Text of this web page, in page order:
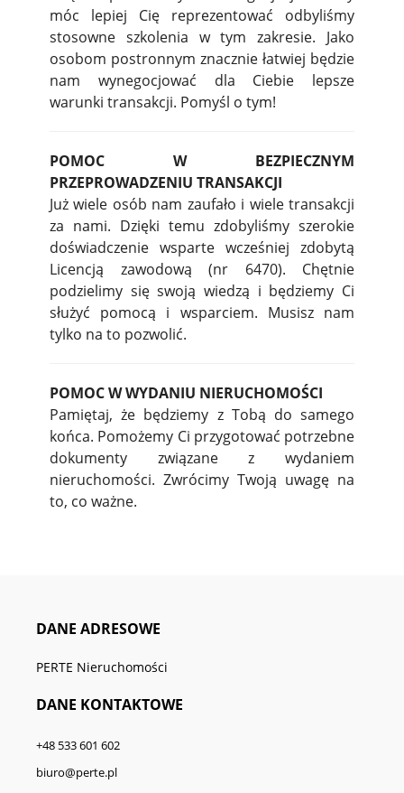
móc lepiej Cię reprezentować odbyliśmy
stosowne szkolenia w tym zakresie. Jako
osobom postronnym znacznie łatwiej będzie
nam wynegocjować dla Ciebie lepsze
warunki transakcji. Pomyśl o tym!
POMOC W BEZPIECZNYM
PRZEPROWADZENIU TRANSAKCJI
Już wiele osób nam zaufało i wiele transakcji
za nami. Dzięki temu zdobyliśmy szerokie
doświadczenie wsparte wcześniej zdobytą
Licencją zawodową (nr 6470). Chętnie
podzielimy się swoją wiedzą i będziemy Ci
służyć pomocą i wsparciem. Musisz nam
tylko na to pozwolić.
POMOC W WYDANIU NIERUCHOMOŚCI
Pamiętaj, że będziemy z Tobą do samego
końca. Pomożemy Ci przygotować potrzebne
dokumenty związane z wydaniem
nieruchomości. Zwrócimy Twoją uwagę na
to, co ważne.
DANE ADRESOWE
PERTE Nieruchomości
DANE KONTAKTOWE
+48 533 601 602
biuro@perte.pl